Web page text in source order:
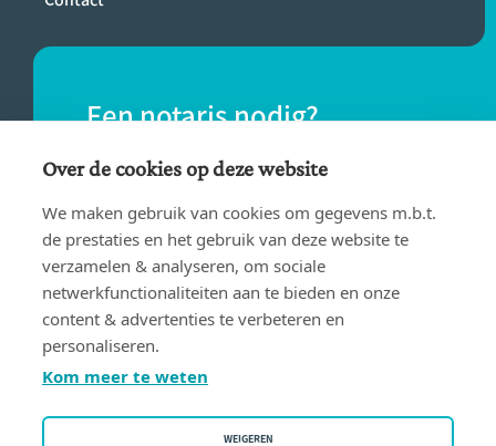
Een notaris nodig?
Vind eenvoudig een notaris bij jou in de
buurt.
VIND EEN NOTARIS
Over de cookies op deze website
We maken gebruik van cookies om gegevens m.b.t.
de prestaties en het gebruik van deze website te
verzamelen & analyseren, om sociale
netwerkfunctionaliteiten aan te bieden en onze
content & advertenties te verbeteren en
personaliseren.
Kom meer te weten
WEIGEREN